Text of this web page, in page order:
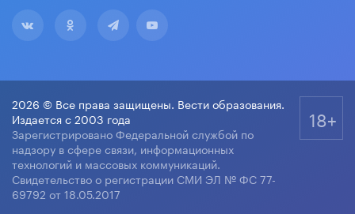
2026 © Все права защищены. Вести образования.
Издается с 2003 года
Зарегистрировано Федеральной службой по
надзору в сфере связи, информационных
технологий и массовых коммуникаций.
Свидетельство о регистрации СМИ ЭЛ № ФС 77-
69792 от 18.05.2017
18+